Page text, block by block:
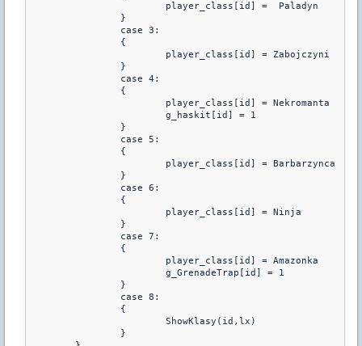
			player_class[id] =  Paladyn
		}
		case 3:
			player_class[id] = Zabojczyni
		}
		case 4:
			player_class[id] = Nekromanta
			g_haskit[id] = 1
		}
		case 5:
		}
		case 6:
			player_class[id] = Ninja
		}
		case 7:
			player_class[id] = Amazonka
			g_GrenadeTrap[id] = 1
		}
                case 8:
                {
                        ShowKlasy(id,lx)
                }